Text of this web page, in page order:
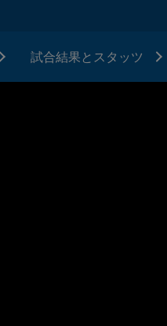
試合結果とスタッツ